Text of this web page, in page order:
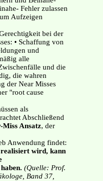
Fehler zulassen
Aufzeigen
bei der
• Schaffung von
und
alle
und die
die wahren
der Near Misses
"root cause
als
Abschließend
Miss Ansatz, der
Anwendung findet:
realisiert wird, kann
(Quelle: Prof.
Band 37,